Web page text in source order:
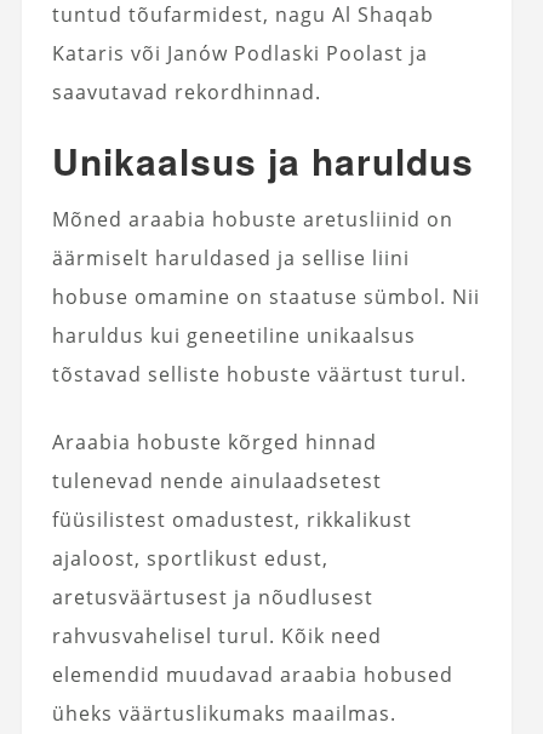
tuntud tõufarmidest, nagu Al Shaqab
Kataris või Janów Podlaski Poolast ja
saavutavad rekordhinnad.
Unikaalsus ja haruldus
Mõned araabia hobuste aretusliinid on
äärmiselt haruldased ja sellise liini
hobuse omamine on staatuse sümbol. Nii
haruldus kui geneetiline unikaalsus
tõstavad selliste hobuste väärtust turul.
Araabia hobuste kõrged hinnad
tulenevad nende ainulaadsetest
füüsilistest omadustest, rikkalikust
ajaloost, sportlikust edust,
aretusväärtusest ja nõudlusest
rahvusvahelisel turul. Kõik need
elemendid muudavad araabia hobused
üheks väärtuslikumaks maailmas.